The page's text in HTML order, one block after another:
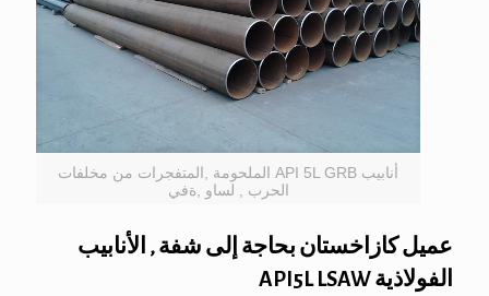
أنابيب API 5L GRB الملحومة ,المتفجرات من مخلفات
الحرب , لساو ,ةفي
عميل كازاخستان بحاجة إلى شفة , الأنابيب
الفولاذية API5L LSAW